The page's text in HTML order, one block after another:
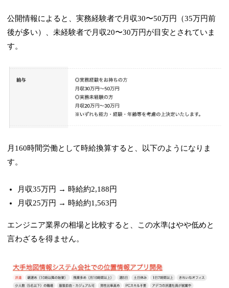
公開情報によると、実務経験者で月収30〜50万円（35万円前
後が多い）、未経験者で月収20〜30万円が目安とされていま
す。
月160時間労働として時給換算すると、以下のようになりま
す。
月収35万円 → 時給約2,188円
月収25万円 → 時給約1,563円
エンジニア業界の相場と比較すると、この水準はやや低めと
言わざるを得ません。